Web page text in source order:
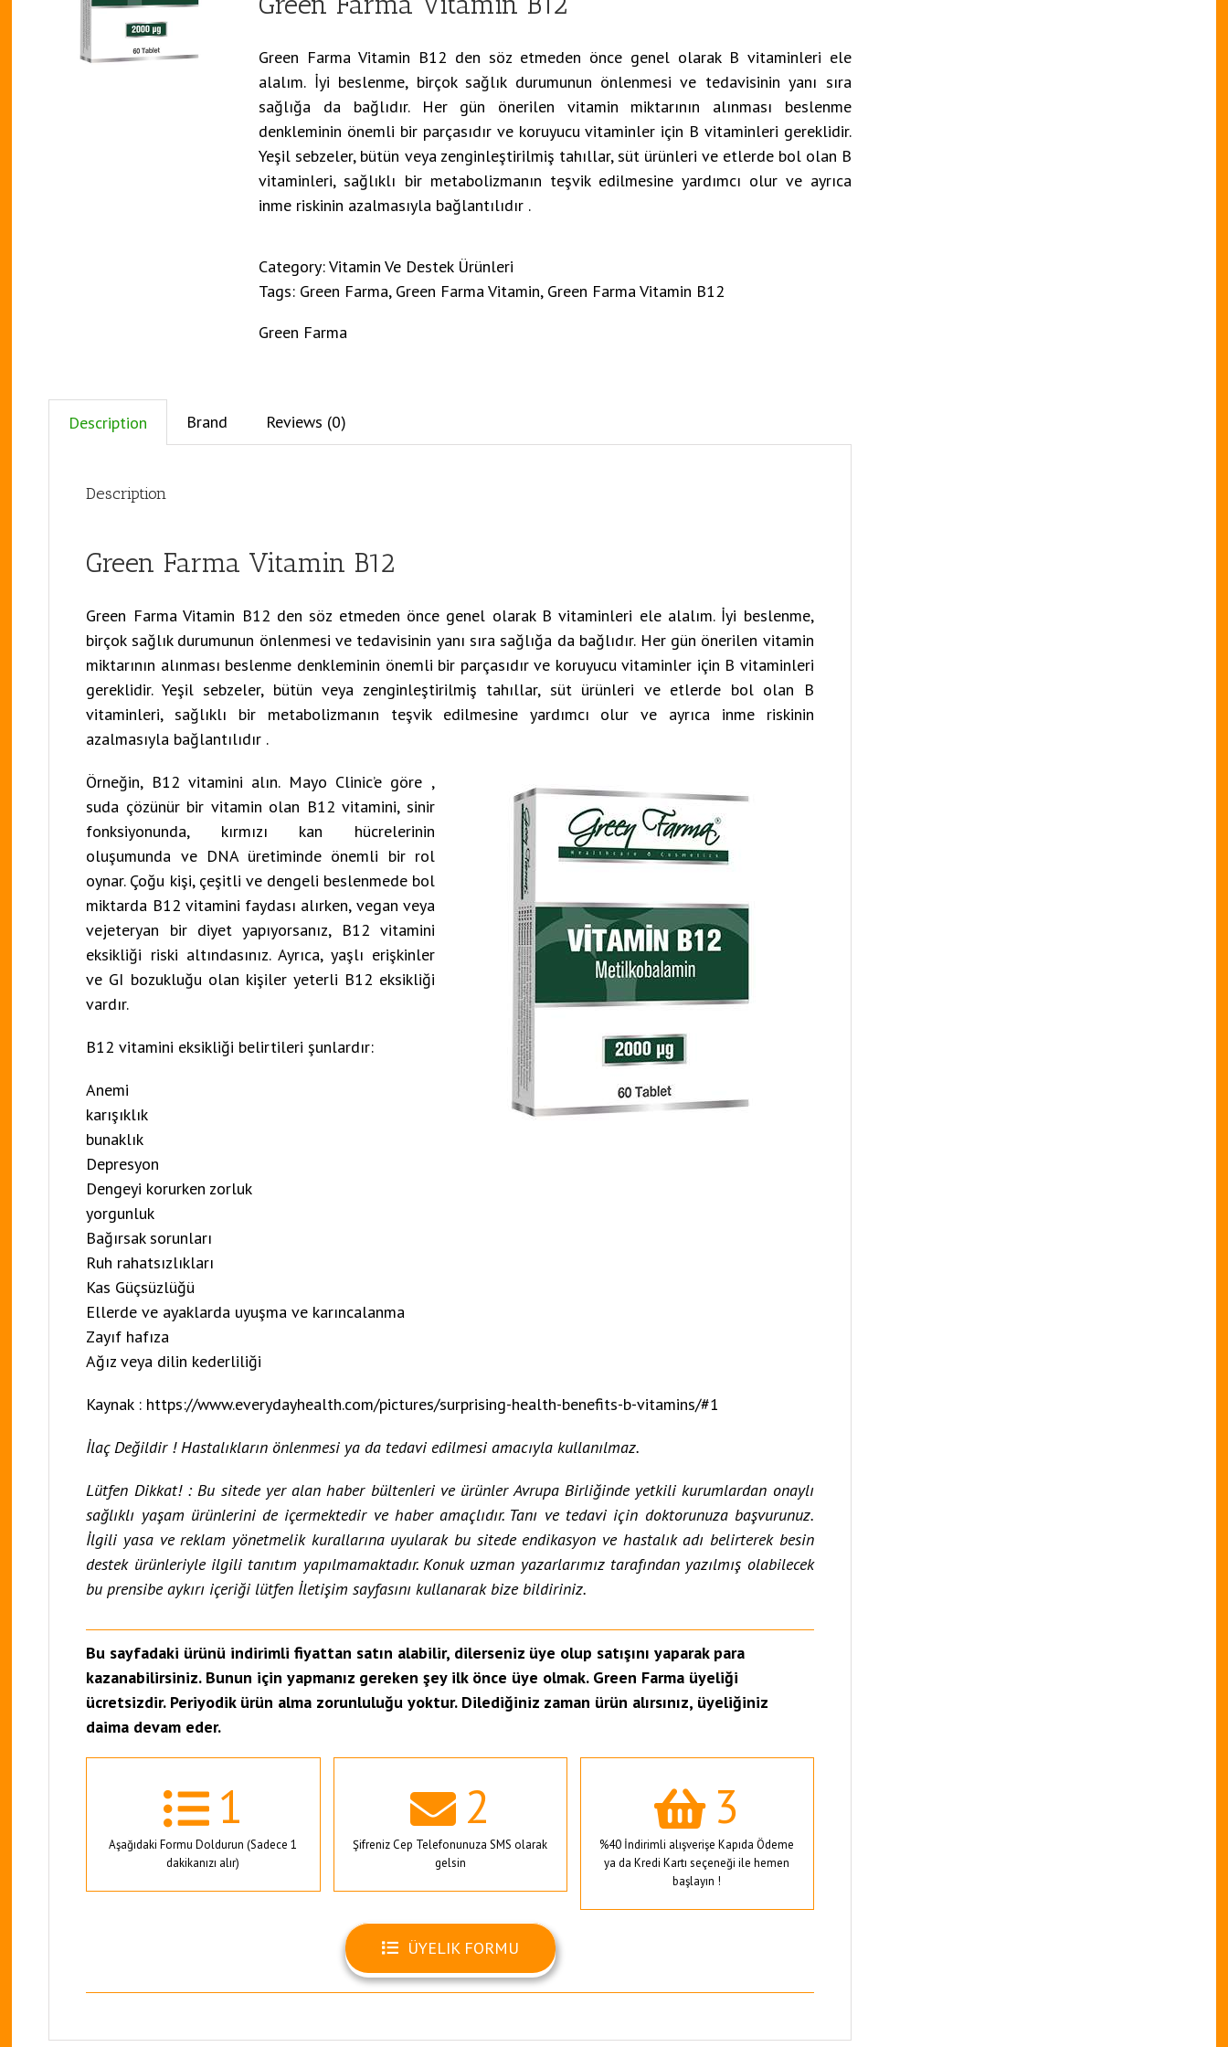
Green Farma Vitamin B12 den söz etmeden önce genel olarak B vitaminleri ele
alalım. İyi beslenme, birçok sağlık durumunun önlenmesi ve tedavisinin yanı sıra
sağlığa da bağlıdır. Her gün önerilen vitamin miktarının alınması beslenme
denkleminin önemli bir parçasıdır ve koruyucu vitaminler için B vitaminleri gereklidir.
Yeşil sebzeler, bütün veya zenginleştirilmiş tahıllar, süt ürünleri ve etlerde bol olan B
vitaminleri, sağlıklı bir metabolizmanın teşvik edilmesine yardımcı olur ve ayrıca
inme riskinin azalmasıyla bağlantılıdır .
Category:Vitamin Ve Destek Ürünleri
Tags: Green Farma, Green Farma Vitamin, Green Farma Vitamin B12
Green Farma
Description Brand Reviews (0)
Description
Green Farma Vitamin B12
Green Farma Vitamin B12 den söz etmeden önce genel olarak B vitaminleri ele alalım. İyi beslenme,
birçok sağlık durumunun önlenmesi ve tedavisinin yanı sıra sağlığa da bağlıdır. Her gün önerilen vitamin
miktarının alınması beslenme denkleminin önemli bir parçasıdır ve koruyucu vitaminler için B vitaminleri
gereklidir. Yeşil sebzeler, bütün veya zenginleştirilmiş tahıllar, süt ürünleri ve etlerde bol olan B
vitaminleri, sağlıklı bir metabolizmanın teşvik edilmesine yardımcı olur ve ayrıca inme riskinin
azalmasıyla bağlantılıdır .
Örneğin, B12 vitamini alın. Mayo Clinic’e göre ,
suda çözünür bir vitamin olan B12 vitamini, sinir
fonksiyonunda, kırmızı kan hücrelerinin
oluşumunda ve DNA üretiminde önemli bir rol
oynar. Çoğu kişi, çeşitli ve dengeli beslenmede bol
miktarda B12 vitamini faydası alırken, vegan veya
vejeteryan bir diyet yapıyorsanız, B12 vitamini
eksikliği riski altındasınız. Ayrıca, yaşlı erişkinler
ve GI bozukluğu olan kişiler yeterli B12 eksikliği
vardır.
B12 vitamini eksikliği belirtileri şunlardır:
Anemi
karışıklık
bunaklık
Depresyon
Dengeyi korurken zorluk
yorgunluk
Bağırsak sorunları
Ruh rahatsızlıkları
Kas Güçsüzlüğü
Ellerde ve ayaklarda uyuşma ve karıncalanma
Zayıf hafıza
Ağız veya dilin kederliliği
Kaynak : https://www.everydayhealth.com/pictures/surprising-health-benefits-b-vitamins/#1
İlaç Değildir ! Hastalıkların önlenmesi ya da tedavi edilmesi amacıyla kullanılmaz.
Lütfen Dikkat! : Bu sitede yer alan haber bültenleri ve ürünler Avrupa Birliğinde yetkili kurumlardan onaylı
sağlıklı yaşam ürünlerini de içermektedir ve haber amaçlıdır. Tanı ve tedavi için doktorunuza başvurunuz.
İlgili yasa ve reklam yönetmelik kurallarına uyularak bu sitede endikasyon ve hastalık adı belirterek besin
destek ürünleriyle ilgili tanıtım yapılmamaktadır. Konuk uzman yazarlarımız tarafından yazılmış olabilecek
bu prensibe aykırı içeriği lütfen İletişim sayfasını kullanarak bize bildiriniz.
Bu sayfadaki ürünü indirimli fiyattan satın alabilir, dilerseniz üye olup satışını yaparak para
kazanabilirsiniz. Bunun için yapmanız gereken şey ilk önce üye olmak. Green Farma üyeliği
ücretsizdir. Periyodik ürün alma zorunluluğu yoktur. Dilediğiniz zaman ürün alırsınız, üyeliğiniz
daima devam eder.
1
Aşağıdaki Formu Doldurun (Sadece 1
dakikanızı alır)
2
Şifreniz Cep Telefonunuza SMS olarak
gelsin
3
%40 İndirimli alışverişe Kapıda Ödeme
ya da Kredi Kartı seçeneği ile hemen
başlayın !
ÜYELIK FORMU